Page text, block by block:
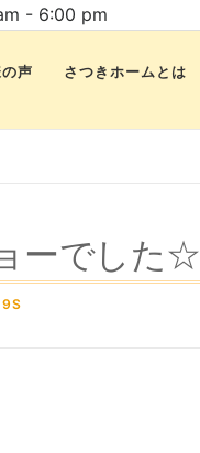
- 6:00 pm
声 さつきホームとは
ーでした☆